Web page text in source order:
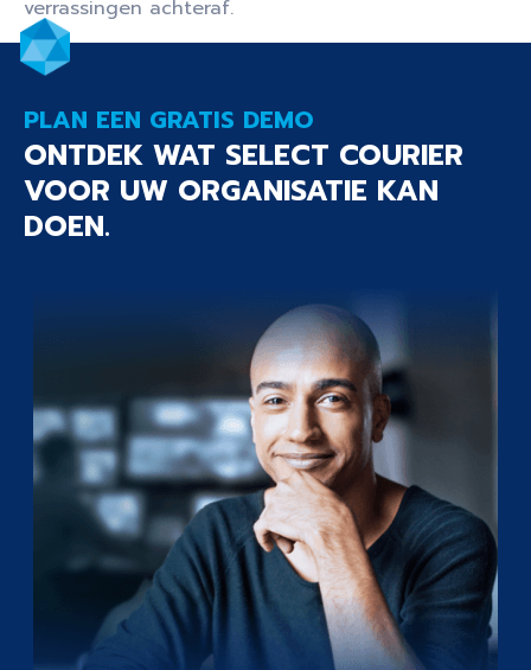
verrassingen achteraf.
PLAN EEN GRATIS DEMO
ONTDEK WAT SELECT COURIER
VOOR UW ORGANISATIE KAN
DOEN.